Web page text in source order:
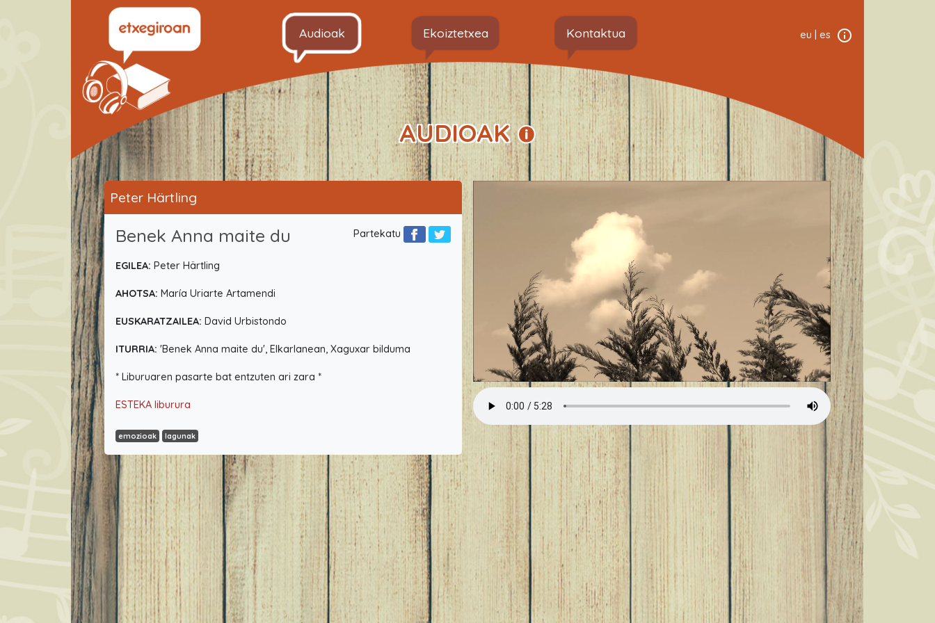
Audioak Ekoiztetxea Kontaktua eu es
AUDIOAK
Peter Härtling
Partekatu
Benek Anna maite du
EGILEA: Peter Härtling
AHOTSA: María Uriarte Artamendi
EUSKARATZAILEA: David Urbistondo
ITURRIA: 'Benek Anna maite du', Elkarlanean, Xaguxar bilduma
* Liburuaren pasarte bat entzuten ari zara *
ESTEKA liburura
emozioak lagunak